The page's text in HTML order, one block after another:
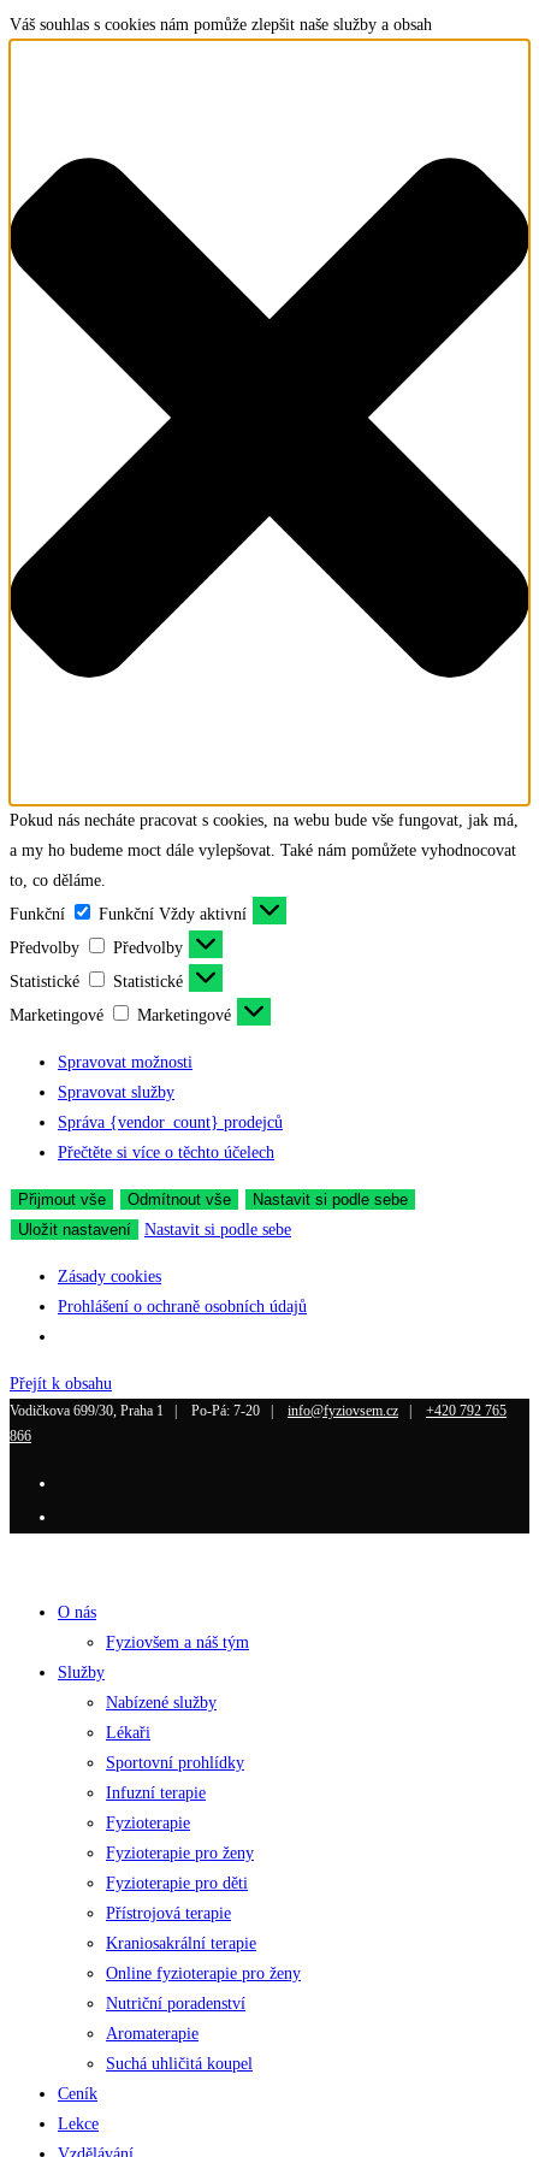
Váš souhlas s cookies nám pomůže zlepšit naše služby a obsah
Pokud nás necháte pracovat s cookies, na webu bude vše fungovat, jak má,
a my ho budeme moct dále vylepšovat. Také nám pomůžete vyhodnocovat
to, co děláme.
Funkční
Funkční Vždy aktivní
Předvolby
Předvolby
Statistické
Statistické
Marketingové
Marketingové
Spravovat možnosti
Spravovat služby
Správa {vendor_count} prodejců
Přečtěte si více o těchto účelech
Přijmout vše Odmítnout vše
Nastavit si podle sebe
Uložit nastavení
Nastavit si podle sebe
Zásady cookies
Prohlášení o ochraně osobních údajů
Přejít k obsahu
Vodičkova 699/30, Praha 1 | Po-Pá: 7-20 | info@fyziovsem.cz
+420 792 765
866
O nás
Fyziovšem a náš tým
Služby
Nabízené služby
Lékaři
Sportovní prohlídky
Infuzní terapie
Fyzioterapie
Fyzioterapie pro ženy
Fyzioterapie pro děti
Přístrojová terapie
Kraniosakrální terapie
Online fyzioterapie pro ženy
Nutriční poradenství
Aromaterapie
Suchá uhličitá koupel
Ceník
Lekce